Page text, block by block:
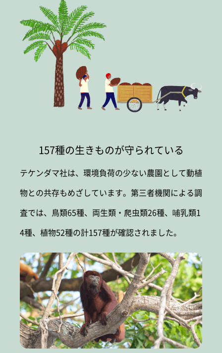
157種の生きものが守られている
テケンダマ社は、環境負荷の少ない農園として動植
物との共存もめざしています。第三者機関による調
査では、鳥類65種、両生類・爬虫類26種、哺乳類1
4種、植物52種の計157種が確認されました。